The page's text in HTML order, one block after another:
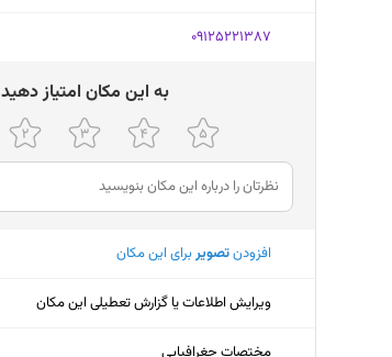
شنبه (امروز)
سه‌شنبه
چهارشنبه
پنجشنبه
جمعه
‎09125221387
ﺑﻪ اﯾﻦ ﻣﮑﺎن اﻣﺘﯿﺎز دﻫﯿﺪ
افزودنتصویربرای این مکان
ویرایش اطلاعات یا گزارش تعطیلی این مکان